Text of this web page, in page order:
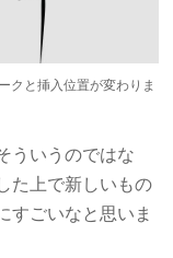
クと挿入位置が変わりま
ういうのではな
た上で新しいもの
すごいなと思いま